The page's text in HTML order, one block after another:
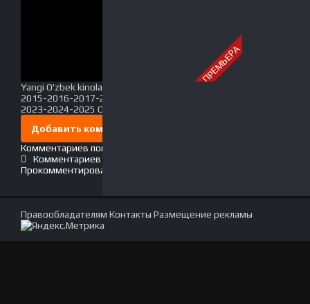
ПРЕМЬЕРА
Yangi O'zbek kinolar 2010-2011-2012-2013-2014-
2015-2016-2017-2018-2019-2020-2021-2022-
2023-2024-2025 O'zbek tilida Uzbek tarjima Full HD
Добавить комментарий
Комментариев пока нет. Стань первым!
Комментариев (0)
Прокомментировать
Правообладателям Контакты Размещение рекламы